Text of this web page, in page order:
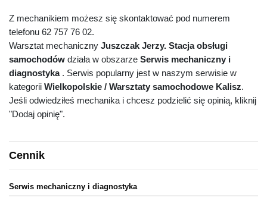
Z mechanikiem możesz się skontaktować pod numerem
telefonu 62 757 76 02.
Warsztat mechaniczny Juszczak Jerzy. Stacja obsługi
samochodów działa w obszarze Serwis mechaniczny i
diagnostyka. Serwis popularny jest w naszym serwisie w
kategorii Wielkopolskie / Warsztaty samochodowe Kalisz.
Jeśli odwiedziłeś mechanika i chcesz podzielić się opinią, kliknij
"Dodaj opinię".
Cennik
Serwis mechaniczny i diagnostyka